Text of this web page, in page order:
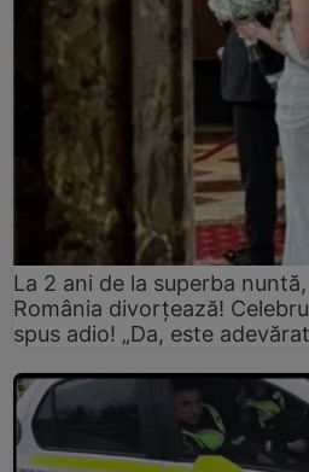
La 2 ani de la superba
România divorțează!
spus adio! „Da, este